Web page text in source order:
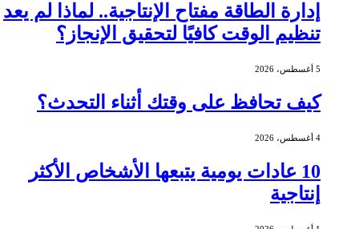
إدارة الطاقة مفتاح الإنتاجية.. لماذا لم يعد
تنظيم الوقت كافيًا لتحقيق الإنجاز؟
5 أغسطس، 2026
كيف تحافظ على وقتك أثناء التحدث؟
4 أغسطس، 2026
10 عادات يومية يتبعها الأشخاص الأكثر
إنتاجية